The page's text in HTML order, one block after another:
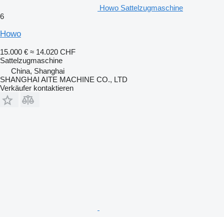
Howo Sattelzugmaschine
6
Howo
15.000 € ≈ 14.020 CHF
Sattelzugmaschine
China, Shanghai
SHANGHAI AITE MACHINE CO., LTD
Verkäufer kontaktieren